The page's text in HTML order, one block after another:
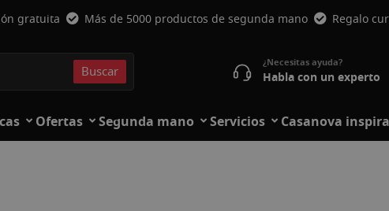
gratuita Más de 5000 productos de segunda mano Regalo
Buscar Habla con un experto
Ofertas Segunda mano Servicios Casanova inspira